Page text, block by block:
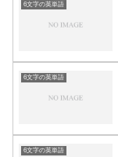
6文字の英単語
6文字の英単語
6文字の英単語